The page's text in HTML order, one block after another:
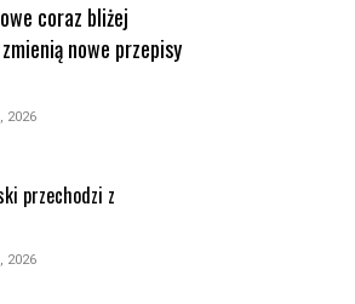
coraz bliżej
nowe przepisy
2026
przechodzi z
2026